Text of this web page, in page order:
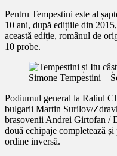
Pentru Tempestini este al
10 ani, după edițiile din
această ediție, românul de
10 probe.
Simone Tempestini –
Podiumul general la Raliul
bulgarii Martin Surilov/
brașovenii Andrei Girtofan /
două echipaje completează
ordine inversă.